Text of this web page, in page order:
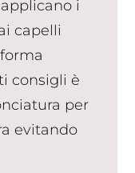
i
capelli
consigli è
per
evitando